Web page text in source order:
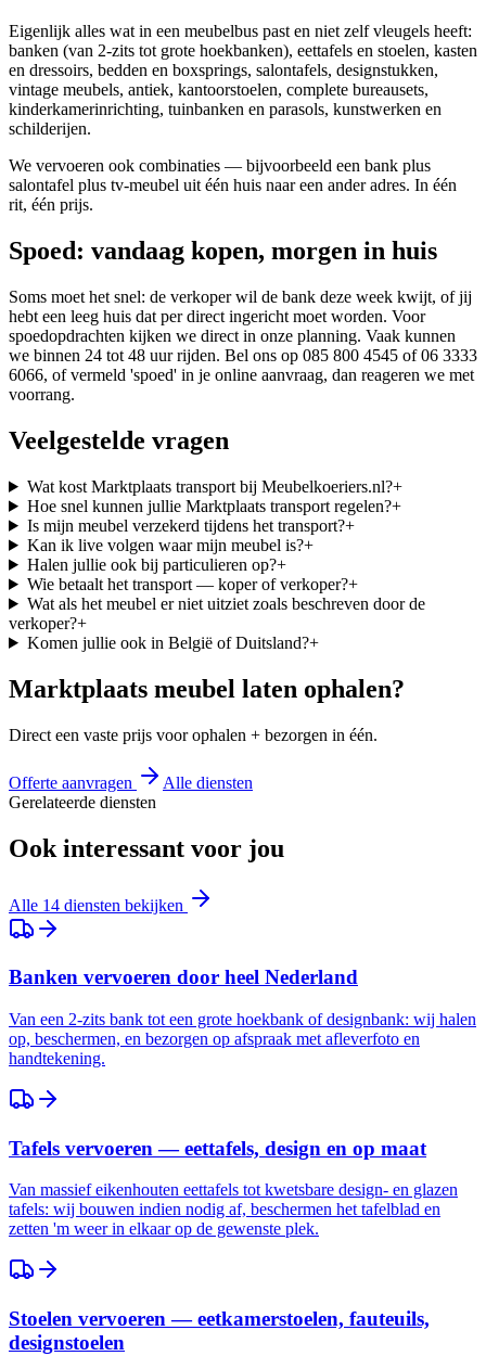
Eigenlijk alles wat in een meubelbus past en niet zelf vleugels heeft:
banken (van 2-zits tot grote hoekbanken), eettafels en stoelen, kasten
en dressoirs, bedden en boxsprings, salontafels, designstukken,
vintage meubels, antiek, kantoorstoelen, complete bureausets,
kinderkamerinrichting, tuinbanken en parasols, kunstwerken en
schilderijen.
We vervoeren ook combinaties — bijvoorbeeld een bank plus
salontafel plus tv-meubel uit één huis naar een ander adres. In één
rit, één prijs.
Spoed: vandaag kopen, morgen in huis
Soms moet het snel: de verkoper wil de bank deze week kwijt, of jij
hebt een leeg huis dat per direct ingericht moet worden. Voor
spoedopdrachten kijken we direct in onze planning. Vaak kunnen
we binnen 24 tot 48 uur rijden. Bel ons op 085 800 4545 of 06 3333
6066, of vermeld 'spoed' in je online aanvraag, dan reageren we met
voorrang.
Veelgestelde vragen
Wat kost Marktplaats transport bij Meubelkoeriers.nl?+
Hoe snel kunnen jullie Marktplaats transport regelen?+
Is mijn meubel verzekerd tijdens het transport?+
Kan ik live volgen waar mijn meubel is?+
Halen jullie ook bij particulieren op?+
Wie betaalt het transport — koper of verkoper?+
Wat als het meubel er niet uitziet zoals beschreven door de
verkoper?+
Komen jullie ook in België of Duitsland?+
Marktplaats meubel laten ophalen?
Direct een vaste prijs voor ophalen + bezorgen in één.
Offerte aanvragen
Alle diensten
Gerelateerde diensten
Ook interessant voor jou
Alle 14 diensten bekijken
Banken vervoeren door heel Nederland
Van een 2-zits bank tot een grote hoekbank of designbank: wij halen
op, beschermen, en bezorgen op afspraak met afleverfoto en
handtekening.
Tafels vervoeren — eettafels, design en op maat
Van massief eikenhouten eettafels tot kwetsbare design- en glazen
tafels: wij bouwen indien nodig af, beschermen het tafelblad en
zetten 'm weer in elkaar op de gewenste plek.
Stoelen vervoeren — eetkamerstoelen, fauteuils,
designstoelen